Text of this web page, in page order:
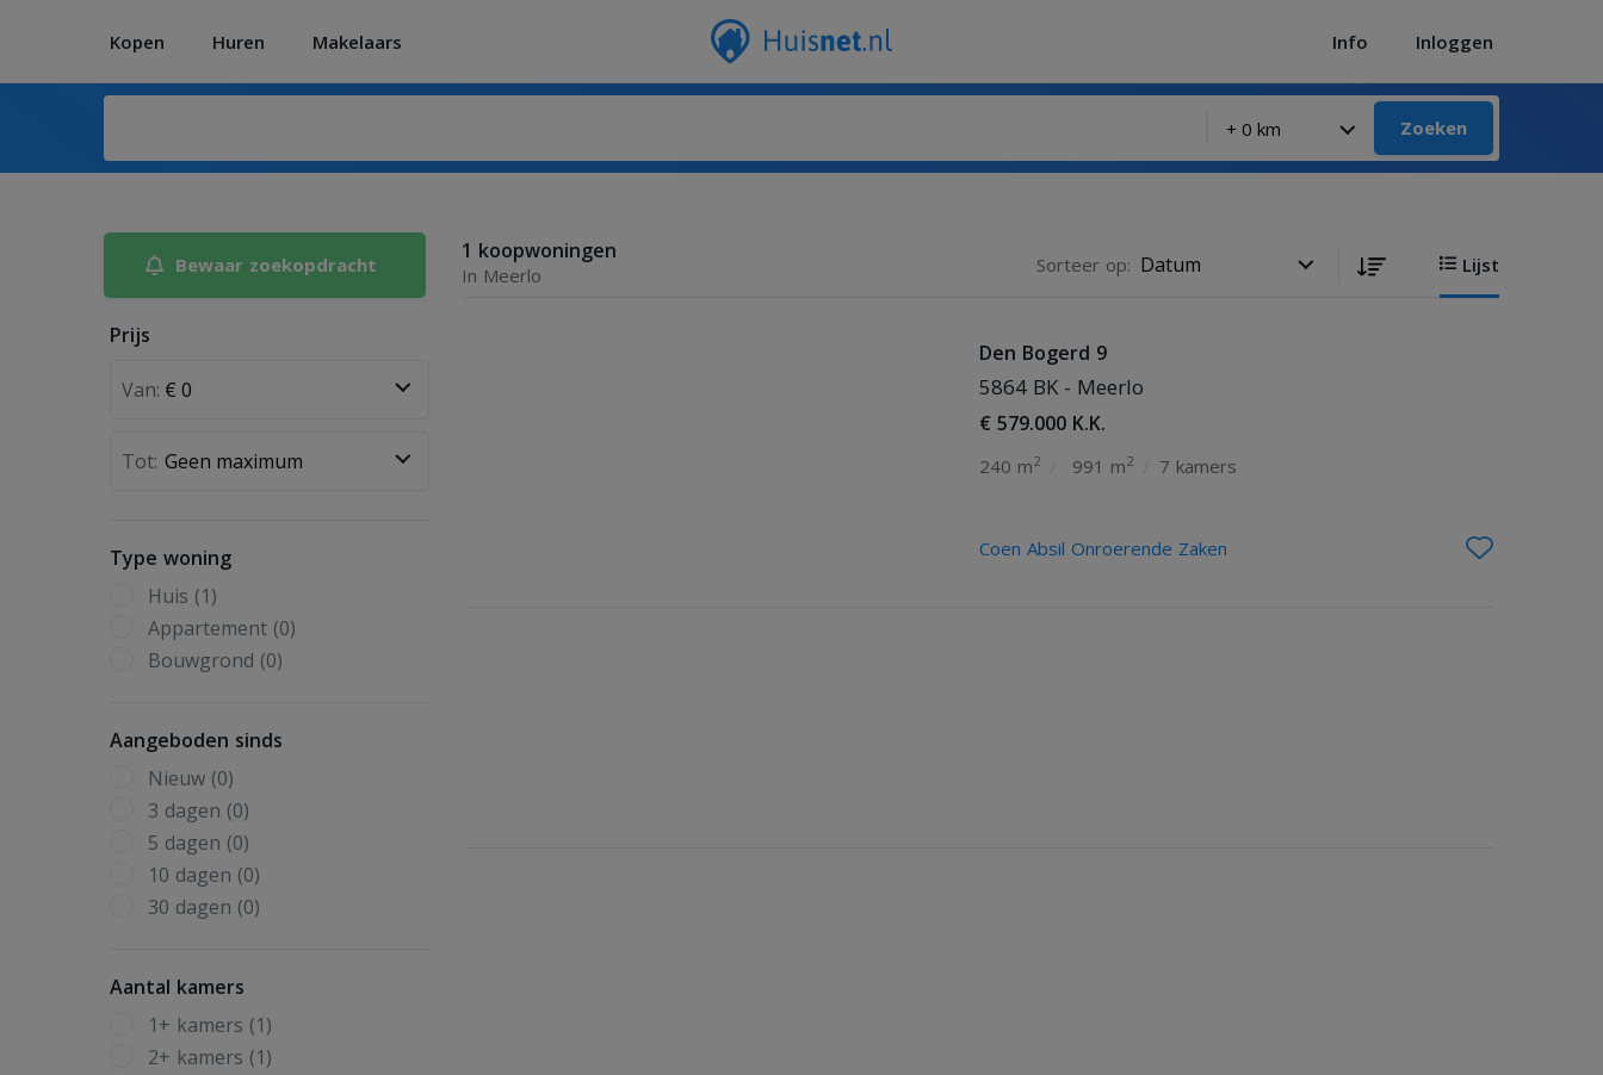
Kopen Huren Makelaars Info Inloggen
Zoeken
Bewaar zoekopdracht
1 koopwoningen
In Meerlo Sorteer op: Lijst
Prijs
Van:
Tot:
Type woning
Huis (1)
Appartement (0)
Bouwgrond (0)
Aangeboden sinds
Nieuw (0)
3 dagen (0)
5 dagen (0)
10 dagen (0)
30 dagen (0)
Aantal kamers
1+ kamers (1)
2+ kamers (1)
Den Bogerd 9
5864 BK - Meerlo
€ 579.000 K.K.
240 m2 991 m2 7 kamers
Coen Absil Onroerende Zaken